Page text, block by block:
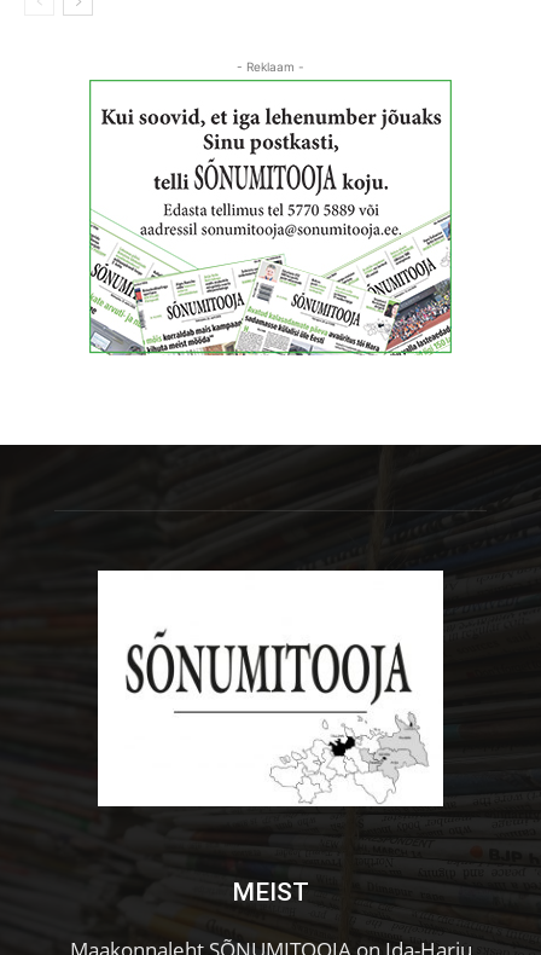
- Reklaam -
MEIST